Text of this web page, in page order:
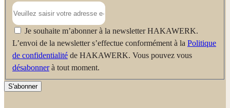
Je souhaite m’abonner à la newsletter HAKAWERK.
L’envoi de la newsletter s’effectue conformément à la Politique
de confidentialité de HAKAWERK. Vous pouvez vous
désabonnerà tout moment.
S'abonner